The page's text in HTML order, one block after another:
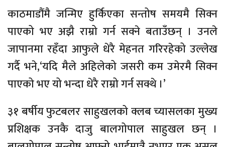
काठमाडौंमै जन्मिए हुर्किएका सन्तोष समयमै सिक्न
पाएको भए अझै राम्रो गर्न सक्ने बताउँछन् । उनले
जापानमा रहँदा आफुले धेरै मेहनत गरिरहेको उल्लेख
गर्दै भने,‘यदि मैले अहिलेको जसरी कम उमेरमै सिक्न
पाएको भए यो भन्दा धेरै राम्रो गर्न सक्थे ।’
३१ बर्षीय फुटबलर साहुखलको क्लब च्यासलका मुख्य
प्रशिक्षक उनकै दाजु बालगोपाल साहुखल छन् ।